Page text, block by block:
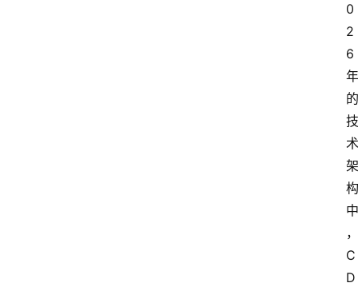
0
2
6
年
的
技
术
架
构
中
，
C
D